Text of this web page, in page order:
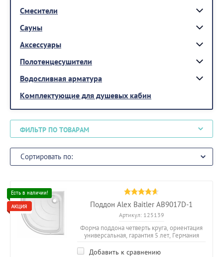
Смесители
Сауны
Аксессуары
Полотенцесушители
Водосливная арматура
Комплектующие для душевых кабин
ФИЛЬТР ПО ТОВАРАМ
Сортировать по:
Поддон Alex Baitler AB9017D-1
Артикул:125139
Форма поддона четверть круга, ориентация
универсальная, гарантия 5 лет, Германия
Добавить к сравнению